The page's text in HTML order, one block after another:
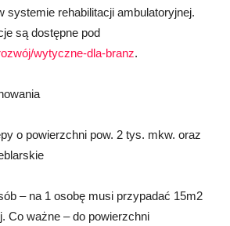
systemie rehabilitacji ambulatoryjnej.
są dostępne pod
wytyczne-dla-branz.
o powierzchni pow. 2 tys. mkw. oraz
– na 1 osobę musi przypadać 15m2
Co ważne – do powierzchni